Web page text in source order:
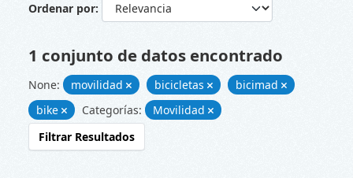
Ordenar por
1 conjunto de datos encontrado
None: movilidad bicicletas
bicimad
bike
Categorías:
Movilidad
Filtrar Resultados